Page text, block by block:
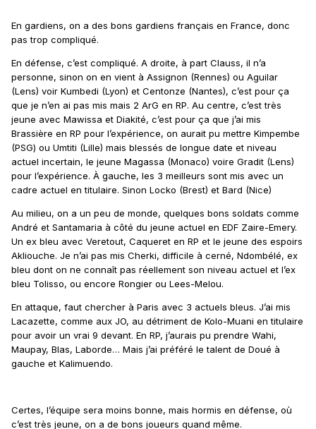
En gardiens, on a des bons gardiens français en France, donc
pas trop compliqué.
En défense, c’est compliqué. A droite, à part Clauss, il n’a
personne, sinon on en vient à Assignon (Rennes) ou Aguilar
(Lens) voir Kumbedi (Lyon) et Centonze (Nantes), c’est pour ça
que je n’en ai pas mis mais 2 ArG en RP. Au centre, c’est très
jeune avec Mawissa et Diakité, c’est pour ça que j’ai mis
Brassière en RP pour l’expérience, on aurait pu mettre Kimpembe
(PSG) ou Umtiti (Lille) mais blessés de longue date et niveau
actuel incertain, le jeune Magassa (Monaco) voire Gradit (Lens)
pour l’expérience. À gauche, les 3 meilleurs sont mis avec un
cadre actuel en titulaire. Sinon Locko (Brest) et Bard (Nice)
Au milieu, on a un peu de monde, quelques bons soldats comme
André et Santamaria à côté du jeune actuel en EDF Zaire-Emery.
Un ex bleu avec Veretout, Caqueret en RP et le jeune des espoirs
Akliouche. Je n’ai pas mis Cherki, difficile à cerné, Ndombélé, ex
bleu dont on ne connaît pas réellement son niveau actuel et l’ex
bleu Tolisso, ou encore Rongier ou Lees-Melou.
En attaque, faut chercher à Paris avec 3 actuels bleus. J’ai mis
Lacazette, comme aux JO, au détriment de Kolo-Muani en titulaire
pour avoir un vrai 9 devant. En RP, j’aurais pu prendre Wahi,
Maupay, Blas, Laborde… Mais j’ai préféré le talent de Doué à
gauche et Kalimuendo.
Certes, l’équipe sera moins bonne, mais hormis en défense, où
c’est très jeune, on a de bons joueurs quand même.